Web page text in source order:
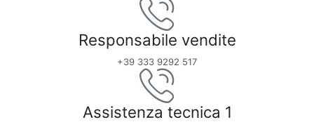
Responsabile vendite
+39 333 9292 517
Assistenza tecnica 1